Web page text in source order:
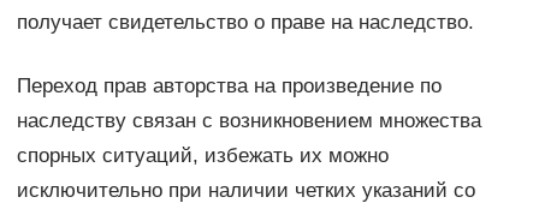
получает свидетельство о праве на наследство.
Переход прав авторства на произведение по
наследству связан с возникновением множества
спорных ситуаций, избежать их можно
исключительно при наличии четких указаний со